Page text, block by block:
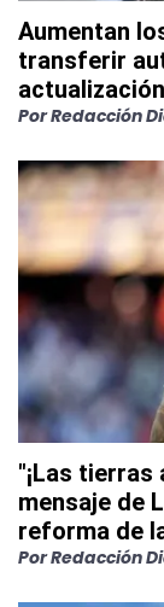
Aumentan
transferir
PorRedacción
"¡Las tierras
mensaje de
reforma de
PorRedacción